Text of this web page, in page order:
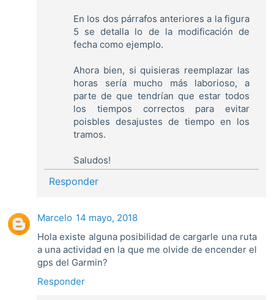
En los dos párrafos anteriores a la figura
5 se detalla lo de la modificación de
fecha como ejemplo.
Ahora bien, si quisieras reemplazar las
horas sería mucho más laborioso, a
parte de que tendrían que estar todos
los tiempos correctos para evitar
poisbles desajustes de tiempo en los
tramos.
Saludos!
Responder
Marcelo 14 mayo, 2018
Hola existe alguna posibilidad de cargarle una ruta
a una actividad en la que me olvide de encender el
gps del Garmin?
Responder